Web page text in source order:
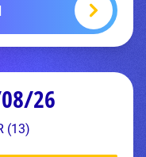
26
(13)